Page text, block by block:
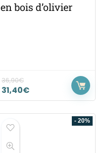
en bois d’olivier
36,90€
31,40€
- 20%